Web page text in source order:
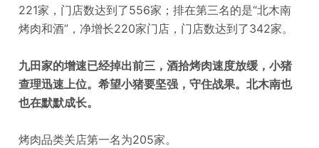
221家，门店数达到了556家；排在第三名的是“北木南
烤肉和酒”，净增长220家门店，门店数达到了342家。
九田家的增速已经掉出前三，酒拾烤肉速度放缓，小猪
查理迅速上位。希望小猪要坚强，守住战果。北木南也
也在默默成长。
烤肉品类关店第一名为205家。